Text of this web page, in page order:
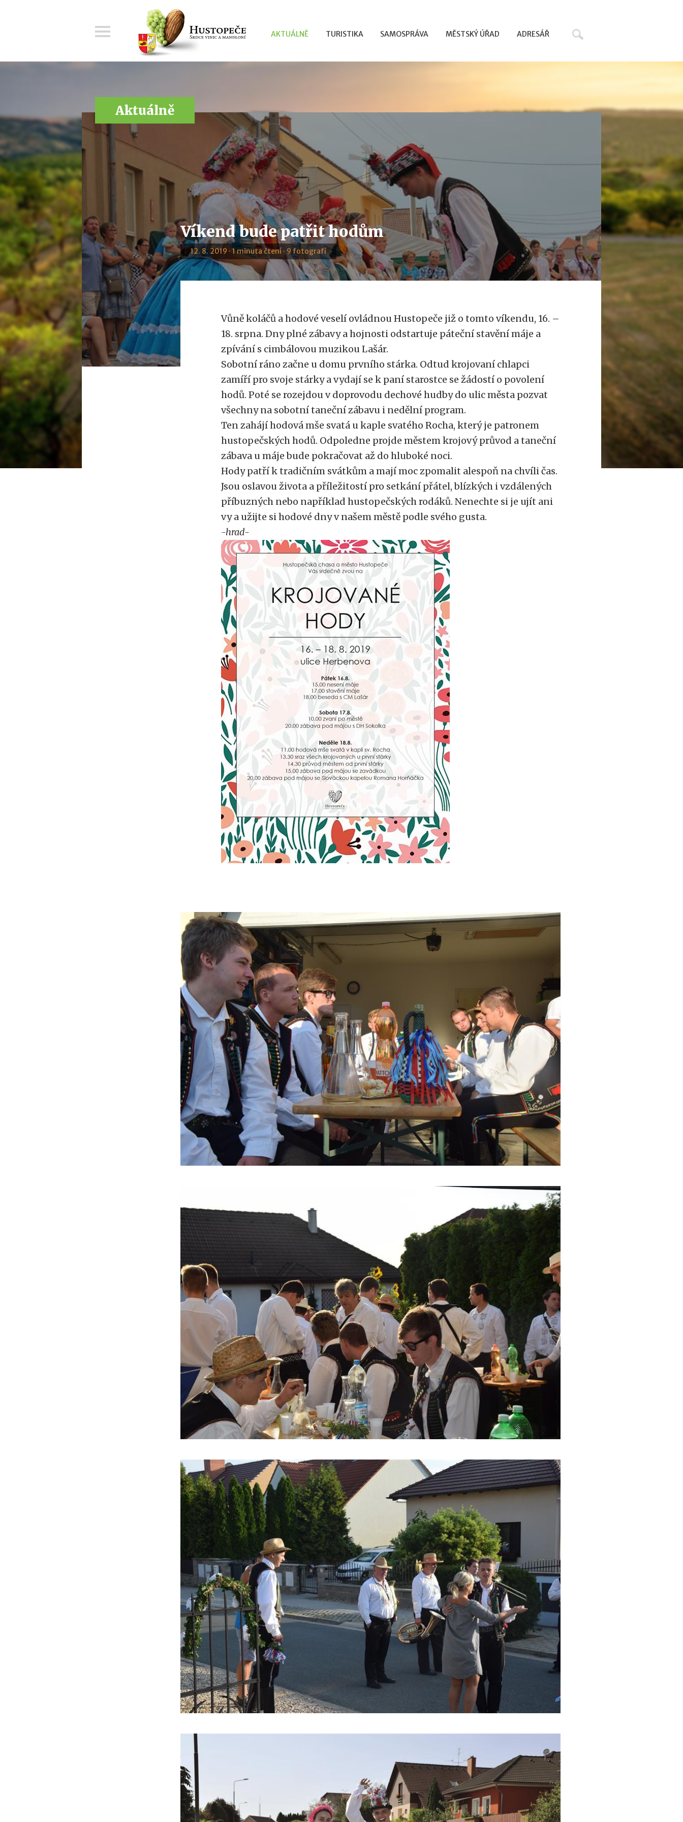
AKTUÁLNĚ TURISTIKA SAMOSPRÁVA MĚSTSKÝ ÚŘAD ADRESÁŘ
Aktuálně
Víkend bude patřit hodům
12. 8. 2019 · 1 minuta čtení · 9 fotografí
Vůně koláčů a hodové veselí ovládnou Hustopeče již o tomto víkendu, 16. –
18. srpna. Dny plné zábavy a hojnosti odstartuje páteční stavění máje a
zpívání s cimbálovou muzikou Lašár.
Sobotní ráno začne u domu prvního stárka. Odtud krojovaní chlapci
zamíří pro svoje stárky a vydají se k paní starostce se žádostí o povolení
hodů. Poté se rozejdou v doprovodu dechové hudby do ulic města pozvat
všechny na sobotní taneční zábavu i nedělní program.
Ten zahájí hodová mše svatá u kaple svatého Rocha, který je patronem
hustopečských hodů. Odpoledne projde městem krojový průvod a taneční
zábava u máje bude pokračovat až do hluboké noci.
Hody patří k tradičním svátkům a mají moc zpomalit alespoň na chvíli čas.
Jsou oslavou života a příležitostí pro setkání přátel, blízkých i vzdálených
příbuzných nebo například hustopečských rodáků. Nenechte si je ujít ani
vy a užijte si hodové dny v našem městě podle svého gusta.
-hrad-